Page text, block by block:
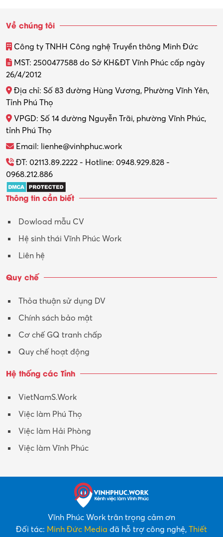
Về chúng tôi
Công ty TNHH Công nghệ Truyền thông Minh Đức
MST: 2500477588 do Sở KH&ĐT Vĩnh Phúc cấp ngày
26/4/2012
Địa chỉ: Số 83 đường Hùng Vương, Phường Vĩnh Yên,
Tỉnh Phú Thọ
VPGD: Số 14 đường Nguyễn Trãi, phường Vĩnh Phúc,
tỉnh Phú Thọ
Email: lienhe@vinhphuc.work
ĐT: 02113.89.2222 - Hotline: 0948.929.828 -
0968.212.886
Thông tin cần biết
Dowload mẫu CV
Hệ sinh thái Vĩnh Phúc Work
Liên hệ
Quy chế
Thỏa thuận sử dụng DV
Chính sách bảo mật
Cơ chế GQ tranh chấp
Quy chế hoạt động
Hệ thống các Tỉnh
VietNamS.Work
Việc làm Phú Thọ
Việc làm Hải Phòng
Việc làm Vĩnh Phúc
Vĩnh Phúc Work trân trọng cảm ơn
Đối tác: Minh Đức Media đã hỗ trợ công nghệ, Thiết